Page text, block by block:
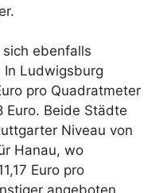
ebenfalls
Ludwigsburg
pro Quadratmeter
Euro. Beide Städte
Niveau von
Hanau, wo
Euro pro
angeboten